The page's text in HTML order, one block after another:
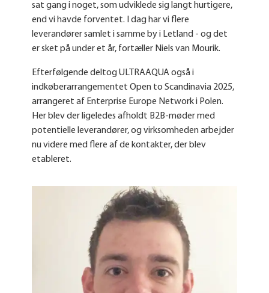
sat gang i noget, som udviklede sig langt hurtigere,
end vi havde forventet. I dag har vi flere
leverandører samlet i samme by i Letland - og det
er sket på under et år, fortæller Niels van Mourik.
Efterfølgende deltog ULTRAAQUA også i
indkøberarrangementet Open to Scandinavia 2025,
arrangeret af Enterprise Europe Network i Polen.
Her blev der ligeledes afholdt B2B-møder med
potentielle leverandører, og virksomheden arbejder
nu videre med flere af de kontakter, der blev
etableret.